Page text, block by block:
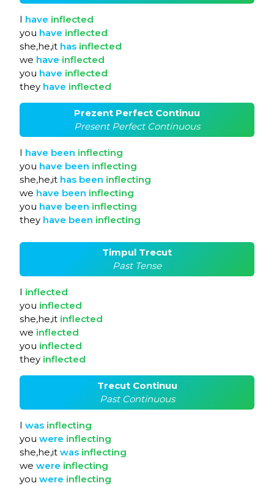
I have inflected
you have inflected
she,he,it has inflected
we have inflected
you have inflected
they have inflected
Prezent Perfect Continuu
Present Perfect Continuous
I have been inflecting
you have been inflecting
she,he,it has been inflecting
we have been inflecting
you have been inflecting
they have been inflecting
Timpul Trecut
Past Tense
I inflected
you inflected
she,he,it inflected
we inflected
you inflected
they inflected
Trecut Continuu
Past Continuous
I was inflecting
you were inflecting
she,he,it was inflecting
we were inflecting
you were inflecting